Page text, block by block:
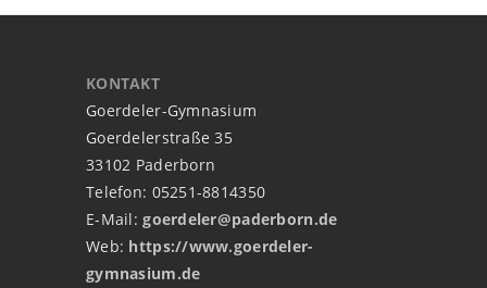
KONTAKT
Goerdeler-Gymnasium
Goerdelerstraße 35
33102 Paderborn
Telefon: 05251-8814350
E-Mail:goerdeler@paderborn.de
Web: https://www.goerdeler-
gymnasium.de